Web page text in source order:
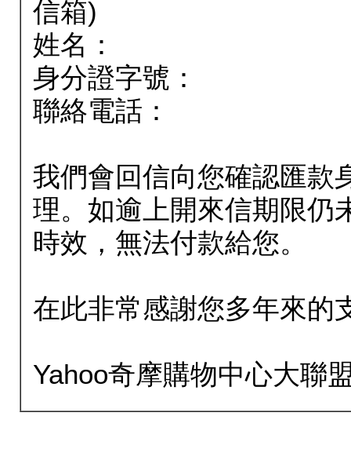
信箱)
姓名：
身分證字號：
聯絡電話：
我們會回信向您確認匯款
理。如逾上開來信期限仍
時效，無法付款給您。
在此非常感謝您多年來的
Yahoo奇摩購物中心大